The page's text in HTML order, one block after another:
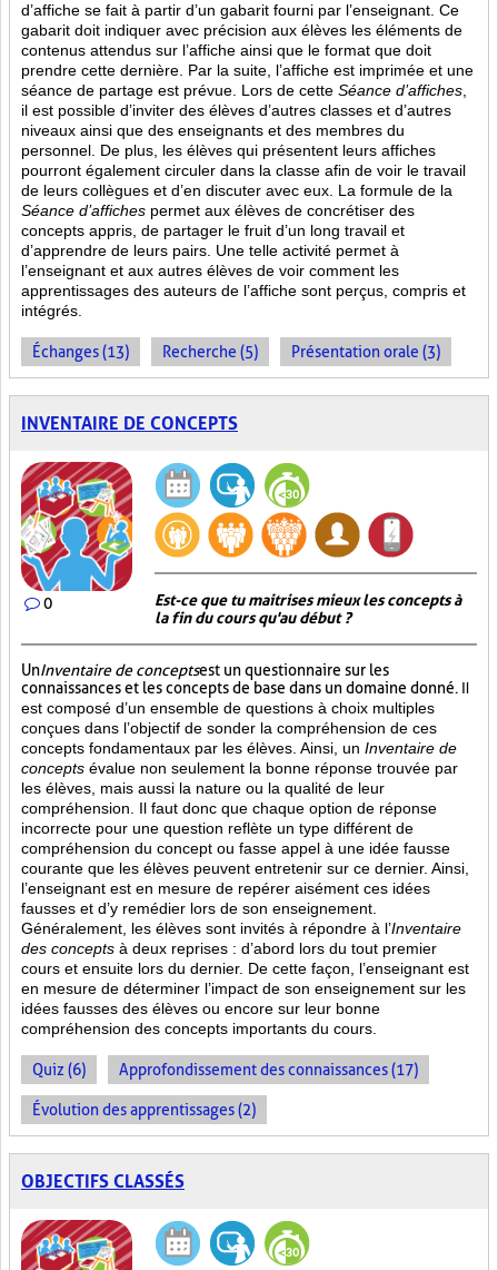
d’affiche se fait à partir d’un gabarit fourni par l’enseignant. Ce
gabarit doit indiquer avec précision aux élèves les éléments de
contenus attendus sur l’affiche ainsi que le format que doit
prendre cette dernière. Par la suite, l’affiche est imprimée et une
séance de partage est prévue. Lors de cette Séance d’affiches
il est possible d’inviter des élèves d’autres classes et d’autres
niveaux ainsi que des enseignants et des membres du
personnel. De plus, les élèves qui présentent leurs affiches
pourront également circuler dans la classe afin de voir le travail
de leurs collègues et d’en discuter avec eux. La formule de la
Séance d’affiches permet aux élèves de concrétiser des
concepts appris, de partager le fruit d’un long travail et
d’apprendre de leurs pairs. Une telle activité permet à
l’enseignant et aux autres élèves de voir comment les
apprentissages des auteurs de l’affiche sont perçus, compris et
intégrés.
Échanges (13) Recherche (5) Présentation orale (3)
INVENTAIRE DE CONCEPTS
0
Est-ce que tu maitrises mieux les concepts à
la fin du cours qu'au début ?
UnInventaire de conceptsest un questionnaire sur les
connaissances et les concepts de base dans un domaine donné. Il
est composé d’un ensemble de questions à choix multiples
conçues dans l’objectif de sonder la compréhension de ces
concepts fondamentaux par les élèves. Ainsi, un Inventaire de
concepts évalue non seulement la bonne réponse trouvée par
les élèves, mais aussi la nature ou la qualité de leur
compréhension. Il faut donc que chaque option de réponse
incorrecte pour une question reflète un type différent de
compréhension du concept ou fasse appel à une idée fausse
courante que les élèves peuvent entretenir sur ce dernier. Ainsi,
l’enseignant est en mesure de repérer aisément ces idées
fausses et d’y remédier lors de son enseignement.
Généralement, les élèves sont invités à répondre à l’Inventaire
des concepts à deux reprises : d’abord lors du tout premier
cours et ensuite lors du dernier. De cette façon, l’enseignant est
en mesure de déterminer l’impact de son enseignement sur les
idées fausses des élèves ou encore sur leur bonne
compréhension des concepts importants du cours.
Quiz (6) Approfondissement des connaissances (17)
Évolution des apprentissages (2)
OBJECTIFS CLASSÉS